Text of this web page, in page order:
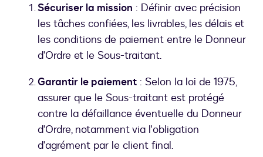
Sécuriser la mission : Définir avec précision
les tâches confiées, les livrables, les délais et
les conditions de paiement entre le Donneur
d'Ordre et le Sous-traitant.
Garantir le paiement : Selon la loi de 1975,
assurer que le Sous-traitant est protégé
contre la défaillance éventuelle du Donneur
d'Ordre, notamment via l'obligation
d'agrément par le client final.